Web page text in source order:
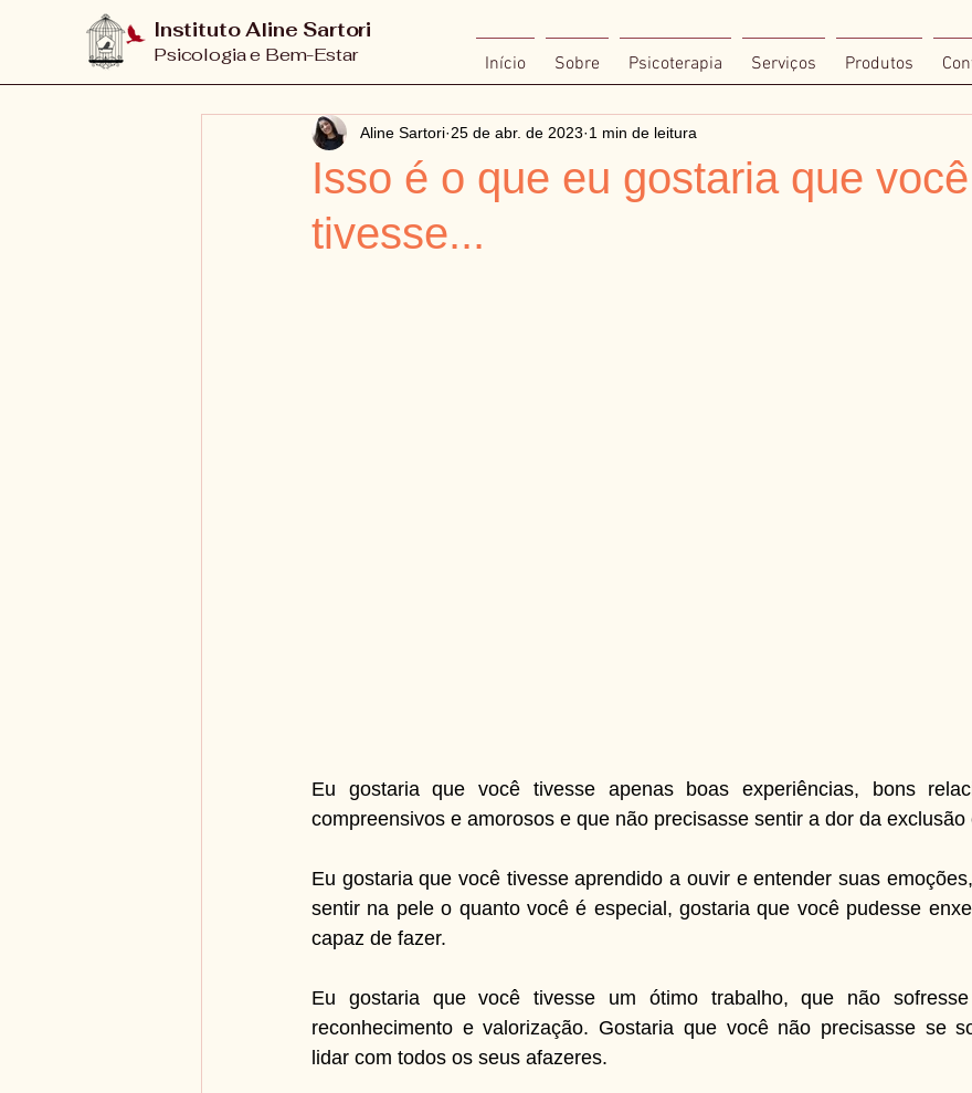
Instituto Aline Sartori
Psicologia e Bem-Estar Início Sobre Psicoterapia Serviços Produtos
Isso é o que eu gostaria que você
tivesse...
Aline Sartori 25 de abr. de 2023 1 min de leitura
Eu gostaria que você tivesse apenas boas experiências, bons
compreensivos e amorosos e que não precisasse sentir a dor da exclusão
Eu gostaria que você tivesse aprendido a ouvir e entender suas
sentir na pele o quanto você é especial, gostaria que você pudesse
capaz de fazer.
Eu gostaria que você tivesse um ótimo trabalho, que não
reconhecimento e valorização. Gostaria que você não precisasse se
lidar com todos os seus afazeres.